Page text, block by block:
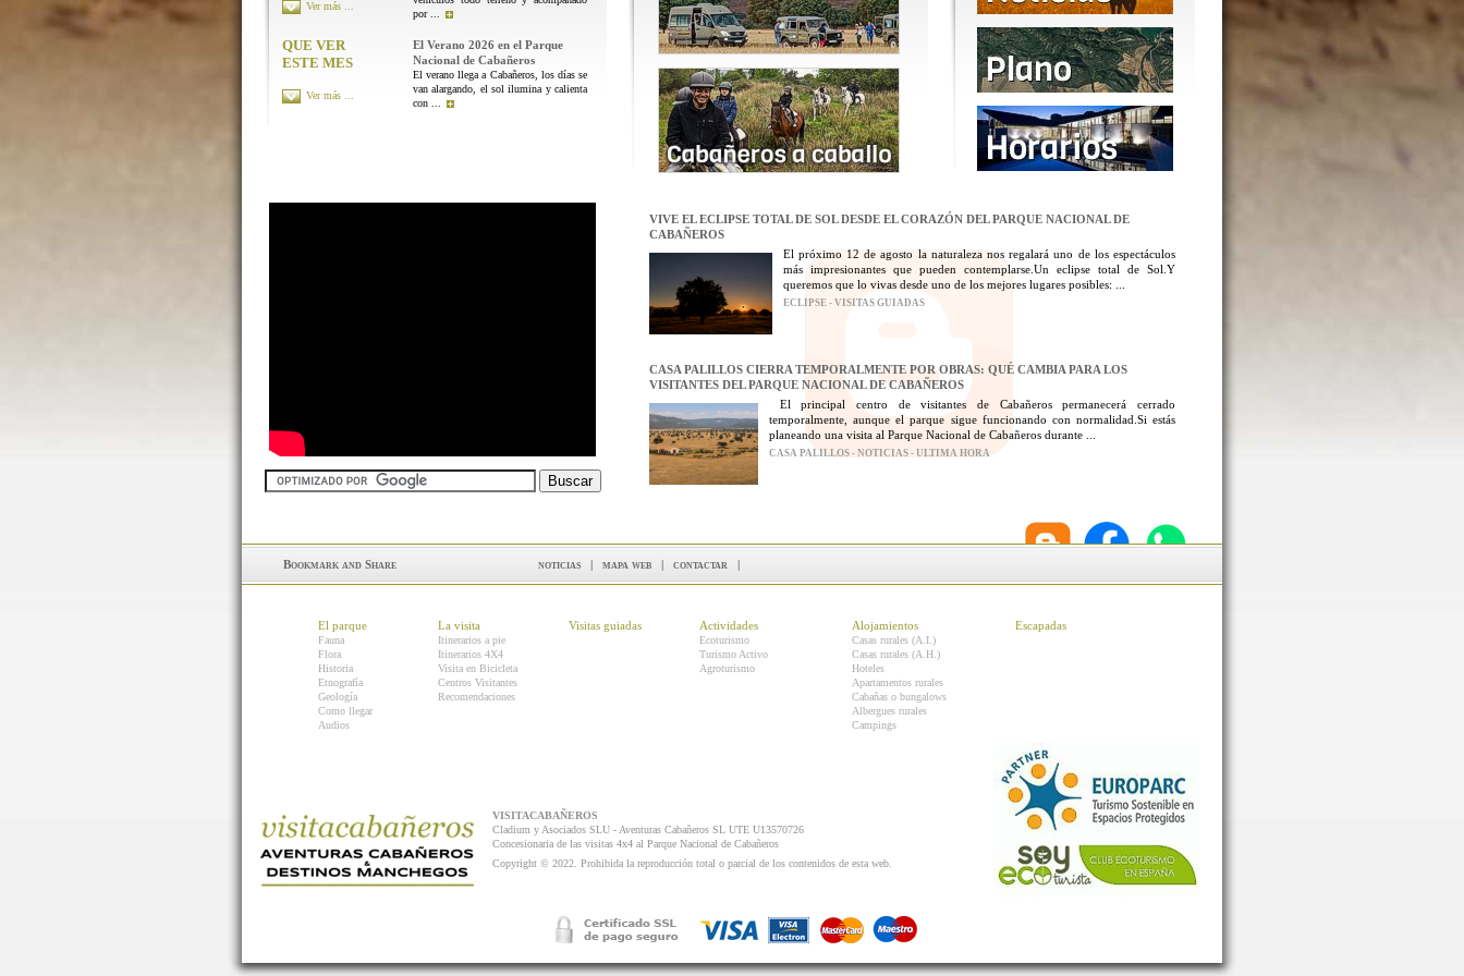
por ...
Ver más ...
QUE VER
ESTE MES
El Verano 2026 en el Parque
Nacional de Cabañeros
El verano llega a Cabañeros, los días se
van alargando, el sol ilumina y calienta
con ...
Ver más ...
VIVE EL ECLIPSE TOTAL DE SOL DESDE EL CORAZÓN DEL PARQUE NACIONAL DE
CABAÑEROS
El próximo 12 de agosto la naturaleza nos regalará uno de los espectáculos
más impresionantes que pueden contemplarse.Un eclipse total de Sol.Y
queremos que lo vivas desde uno de los mejores lugares posibles: ...
ECLIPSE - VISITAS GUIADAS
CASA PALILLOS CIERRA TEMPORALMENTE POR OBRAS: QUÉ CAMBIA PARA LOS
VISITANTES DEL PARQUE NACIONAL DE CABAÑEROS
El principal centro de visitantes de Cabañeros permanecerá cerrado
temporalmente, aunque el parque sigue funcionando con normalidad.Si estás
planeando una visita al Parque Nacional de Cabañeros durante ...
CASA PALILLOS - NOTICIAS - ULTIMA HORA
noticias | mapa web | contactar |
El parque
Fauna
Flora
Historia
Etnografía
Geología
Como llegar
Audios
La visita
Itinerarios a pie
Itinerarios 4X4
Visita en Bicicleta
Centros Visitantes
Recomendaciones
Visitas guiadas Actividades
Ecoturismo
Turismo Activo
Agroturismo
Alojamientos
Casas rurales (A.I.)
Casas rurales (A.H.)
Hoteles
Apartamentos rurales
Cabañas o bungalows
Albergues rurales
Campings
Escapadas
VISITACABAÑEROS
Cladium y Asociados SLU - Aventuras Cabañeros SL UTE U13570726
Concesionaria de las visitas 4x4 al Parque Nacional de Cabañeros
Copyright © 2022. Prohibida la reproducción total o parcial de los contenidos de esta web.